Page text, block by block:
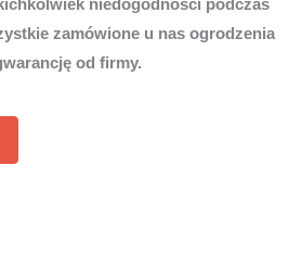
niedogodności podczas
zamówione u nas ogrodzenia
od firmy.